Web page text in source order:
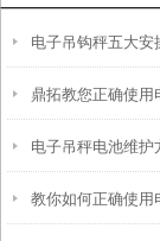
电子吊钩秤五大安
鼎拓教您正确使用
电子吊秤电池维护
教你如何正确使用